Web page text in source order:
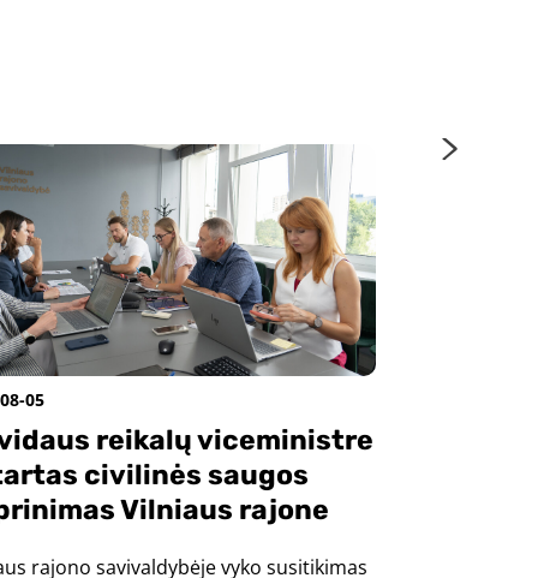
05
reikalų viceministre
civilinės saugos
Vilniaus rajone
rajono savivaldybėje vyko susitikimas
būsimas